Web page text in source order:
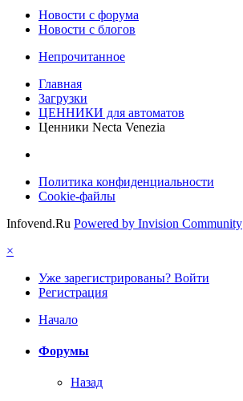
Новости c форума
Новости с блогов
Непрочитанное
Главная
Загрузки
ЦЕННИКИ для автоматов
Ценники Necta Venezia
Политика конфиденциальности
Cookie-файлы
Infovend.Ru Powered by Invision Community
×
Уже зарегистрированы? Войти
Регистрация
Начало
Форумы
Назад